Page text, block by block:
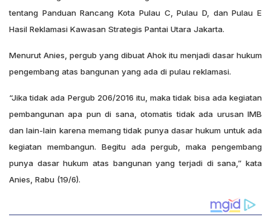
tentang Panduan Rancang Kota Pulau C, Pulau D, dan Pulau E
Hasil Reklamasi Kawasan Strategis Pantai Utara Jakarta.
Menurut Anies, pergub yang dibuat Ahok itu menjadi dasar hukum
pengembang atas bangunan yang ada di pulau reklamasi.
“Jika tidak ada Pergub 206/2016 itu, maka tidak bisa ada kegiatan
pembangunan apa pun di sana, otomatis tidak ada urusan IMB
dan lain-lain karena memang tidak punya dasar hukum untuk ada
kegiatan membangun. Begitu ada pergub, maka pengembang
punya dasar hukum atas bangunan yang terjadi di sana,” kata
Anies, Rabu (19/6).